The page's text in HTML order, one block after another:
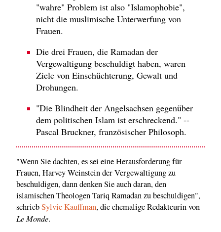
"wahre" Problem ist also "Islamophobie",
nicht die muslimische Unterwerfung von
Frauen.
Die drei Frauen, die Ramadan der
Vergewaltigung beschuldigt haben, waren
Ziele von Einschüchterung, Gewalt und
Drohungen.
"Die Blindheit der Angelsachsen gegenüber
dem politischen Islam ist erschreckend." --
Pascal Bruckner, französischer Philosoph.
"Wenn Sie dachten, es sei eine Herausforderung für
Frauen, Harvey Weinstein der Vergewaltigung zu
beschuldigen, dann denken Sie auch daran, den
islamischen Theologen Tariq Ramadan zu beschuldigen",
schriebSylvie Kauffman, die ehemalige Redakteurin von
Le Monde.